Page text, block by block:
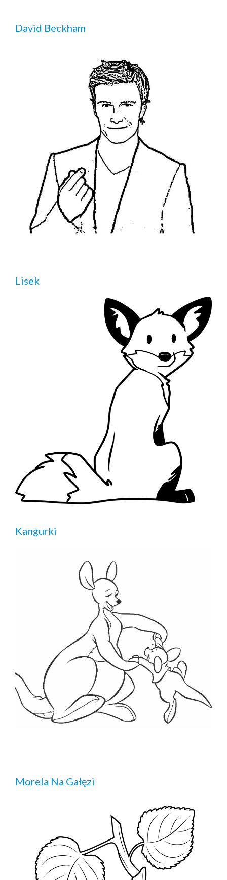
David Beckham
Lisek
Kangurki
Morela Na Gałęzi